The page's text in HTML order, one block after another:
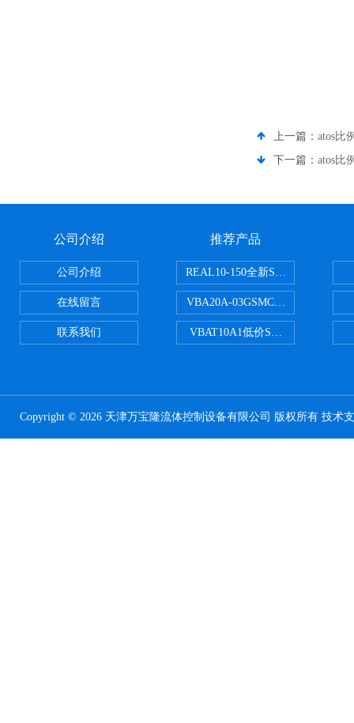
上一篇： atos比
下一篇： atos比
公司介绍
公司介绍
在线留言
联系我们
推荐产品
REAL10-150全新SMC正弦无杆缸
VBA20A-03GSMC增压阀VBA-
VBAT10A1低价SMC储气罐VBAT
Copyright © 2026 天津万宝隆流体控制设备有限公司 版权所有 技术